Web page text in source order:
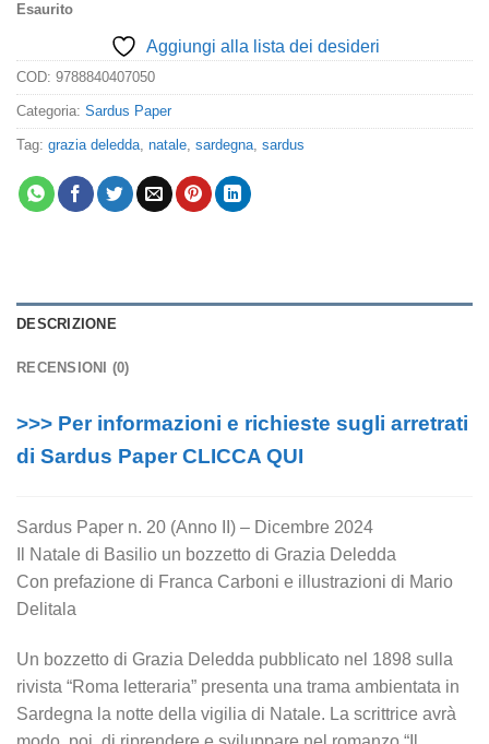
Esaurito
Aggiungi alla lista dei desideri
COD: 9788840407050
Categoria: Sardus Paper
Tag: grazia deledda, natale, sardegna, sardus
DESCRIZIONE
RECENSIONI (0)
>>> Per informazioni e richieste sugli arretrati
di Sardus Paper CLICCA QUI
Sardus Paper n. 20 (Anno II) – Dicembre 2024
Il Natale di Basilio un bozzetto di Grazia Deledda
Con prefazione di Franca Carboni e illustrazioni di Mario
Delitala
Un bozzetto di Grazia Deledda pubblicato nel 1898 sulla
rivista “Roma letteraria” presenta una trama ambientata in
Sardegna la notte della vigilia di Natale. La scrittrice avrà